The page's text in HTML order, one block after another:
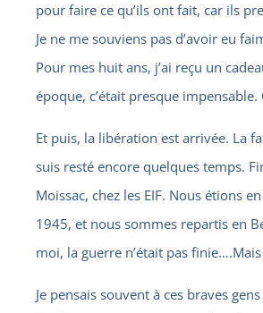
pour faire ce qu’ils ont fait, car ils
Je ne me souviens pas d’avoir eu
Pour mes huit ans, j’ai reçu un
époque, c’était presque
Et puis, la libération est arrivée. La
suis resté encore quelques temps.
Moissac, chez les EIF. Nous étions
1945, et nous sommes repartis en
moi, la guerre n’était pas
Je pensais souvent à ces braves